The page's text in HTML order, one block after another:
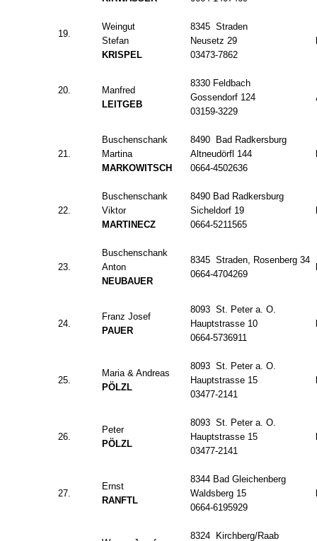
19.
Weingut
Stefan
KRISPEL
8345 Straden
Neusetz 29
03473-7862
20.
Manfred
LEITGEB
8330 Feldbach
Gossendorf 124
03159-3229
21.
Buschenschank
Martina
MARKOWITSCH
8490 Bad Radkersburg
Altneudörfl 144
0664-4502636
22.
Buschenschank
Viktor
MARTINECZ
8490 Bad Radkersburg
Sicheldorf 19
0664-5211565
23.
Buschenschank
Anton
NEUBAUER
8345 Straden, Rosenberg 34
0664-4704269
24.
Franz Josef
PAUER
8093 St. Peter a. O.
Hauptstrasse 10
0664-5736911
25.
Maria & Andreas
PÖLZL
8093 St. Peter a. O.
Hauptstrasse 15
03477-2141
26.
Peter
PÖLZL
8093 St. Peter a. O.
Hauptstrasse 15
03477-2141
27.
Ernst
RANFTL
8344 Bad Gleichenberg
Waldsberg 15
0664-6195929
8324 Kirchberg/Raab